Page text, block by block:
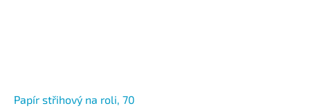
Papír střihový na roli, 70